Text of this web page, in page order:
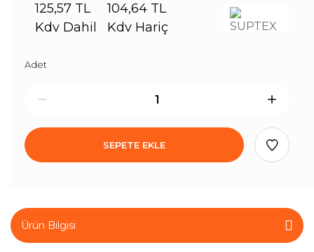
125,57 TL
Kdv Dahil
104,64 TL
Kdv Hariç
Adet
SEPETE EKLE
Ürün Bilgisi